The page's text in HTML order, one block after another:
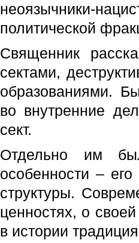
неоязычники-
политической
Священник
сектами,
образованиями.
во внутренние
сект.
Отдельно им
особенности –
структуры.
ценностях, о
в истории